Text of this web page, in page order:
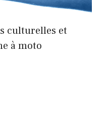
culturelles et
à moto